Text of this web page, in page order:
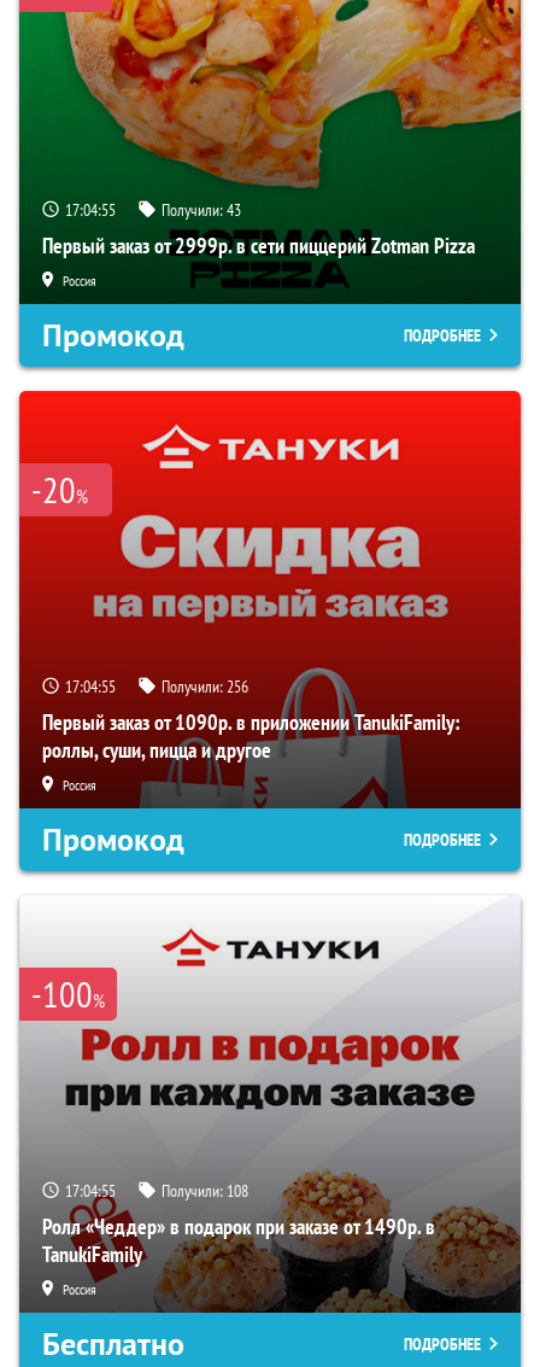
17:04:54 Получили:43
Первый заказ от 2999р. в сети пиццерий Zotman Pizza
Россия
Промокод ПОДРОБНЕЕ
-20%
17:04:54 Получили:256
Первый заказ от 1090р. в приложении TanukiFamily:
роллы, суши, пицца и другое
Россия
Промокод ПОДРОБНЕЕ
-100%
17:04:54 Получили: 108
Ролл «Чеддер» в подарок при заказе от 1490р. в
TanukiFamily
Россия
Бесплатно ПОДРОБНЕЕ